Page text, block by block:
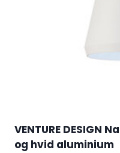
VENTURE
og hvid aluminium